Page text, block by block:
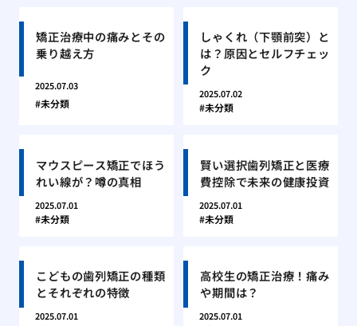
矯正治療中の痛みとその
乗り越え方
2025.07.03
未分類
しゃくれ（下顎前突）と
は？原因とセルフチェッ
ク
2025.07.02
未分類
マウスピース矯正でほう
れい線が？噂の真相
2025.07.01
未分類
賢い選択歯列矯正と医療
費控除で未来の健康投資
2025.07.01
未分類
こどもの歯列矯正の種類
とそれぞれの特徴
2025.07.01
高校生の矯正治療！痛み
や期間は？
2025.07.01